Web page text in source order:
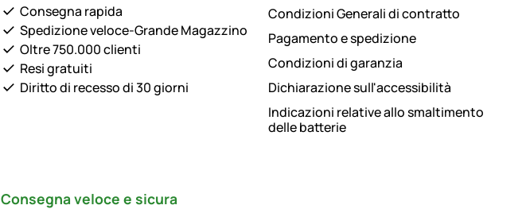
Consegna rapida
Spedizione veloce-Grande Magazzino
Oltre 750.000 clienti
Resi gratuiti
Diritto di recesso di 30 giorni
Condizioni Generali di contratto
Pagamento e spedizione
Condizioni di garanzia
Dichiarazione sull'accessibilità
Indicazioni relative allo smaltimento
delle batterie
Consegna veloce e sicura